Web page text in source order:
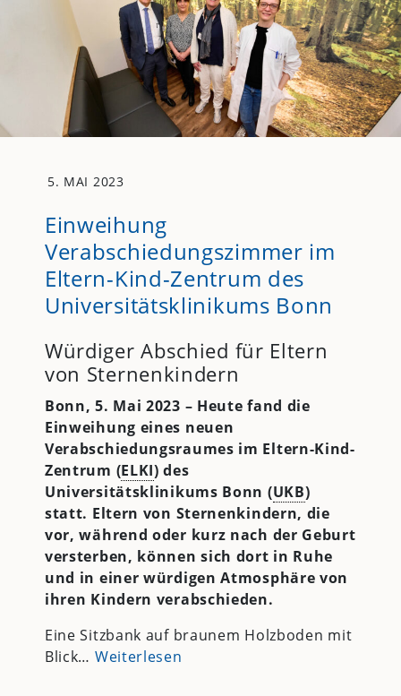
5. MAI 2023
Einweihung
Verabschiedungszimmer im
Eltern-Kind-Zentrum des
Universitätsklinikums Bonn
Würdiger Abschied für Eltern
von Sternenkindern
Bonn, 5. Mai 2023 – Heute fand die
Einweihung eines neuen
Verabschiedungsraumes im Eltern-Kind-
Zentrum (ELKI) des
Universitätsklinikums Bonn (UKB)
statt. Eltern von Sternenkindern, die
vor, während oder kurz nach der Geburt
versterben, können sich dort in Ruhe
und in einer würdigen Atmosphäre von
ihren Kindern verabschieden.
Eine Sitzbank auf braunem Holzboden mit
Blick… Weiterlesen